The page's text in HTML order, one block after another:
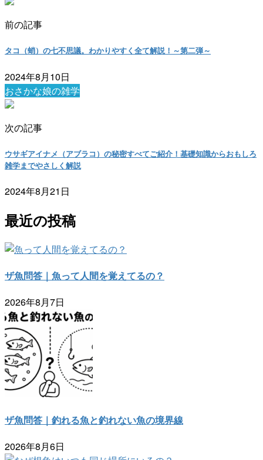
前の記事
タコ（蛸）の七不思議。わかりやすく全て解説！～第二弾～
2024年8月10日
おさかな娘の雑学
次の記事
ウサギアイナメ（アブラコ）の秘密すべてご紹介！基礎知識からおもしろ
雑学までやさしく解説
2024年8月21日
最近の投稿
ザ魚問答｜魚って人間を覚えてるの？
2026年8月7日
ザ魚問答｜釣れる魚と釣れない魚の境界線
2026年8月6日